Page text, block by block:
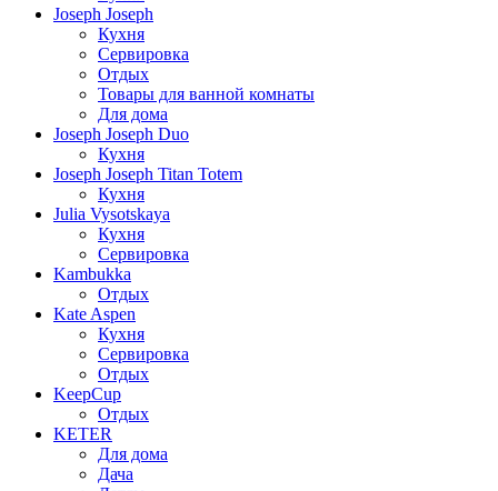
Joseph Joseph
Кухня
Сервировка
Отдых
Товары для ванной комнаты
Для дома
Joseph Joseph Duo
Кухня
Joseph Joseph Titan Totem
Кухня
Julia Vysotskaya
Кухня
Сервировка
Kambukka
Отдых
Kate Aspen
Кухня
Сервировка
Отдых
KeepCup
Отдых
KETER
Для дома
Дача